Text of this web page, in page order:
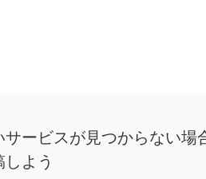
サービスが見つからない場
しよう